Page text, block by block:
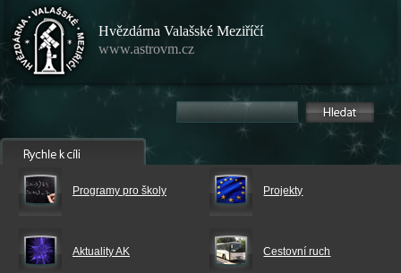
Hvězdárna Valašské Meziříčí
www.astrovm.cz
Programy pro školy Projekty
Aktuality AK Cestovní ruch